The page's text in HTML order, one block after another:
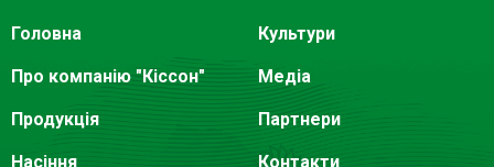
Головна
Про компанію "Кіссон"
Продукція
Насіння
Культури
Медіа
Партнери
Контакти